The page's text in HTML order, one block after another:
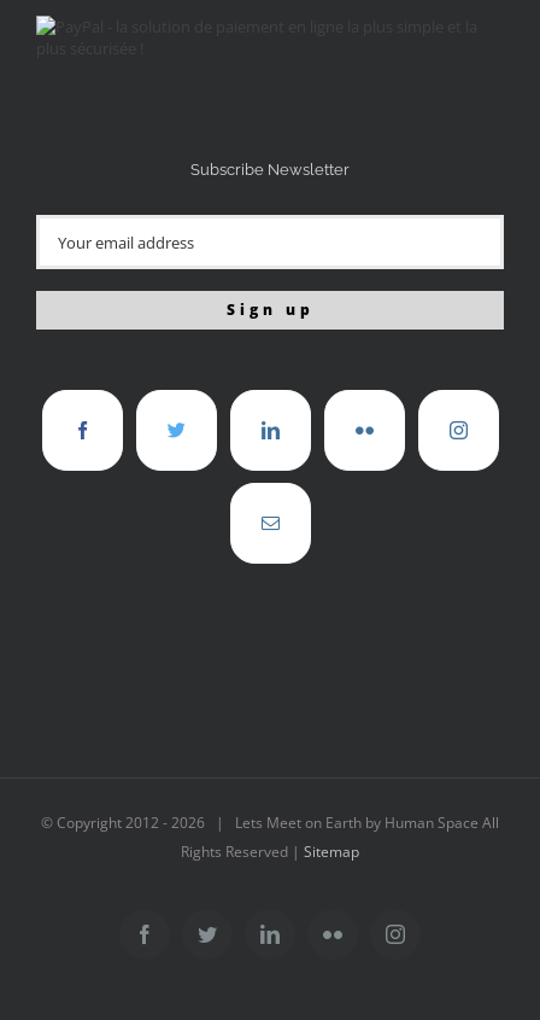
Subscribe Newsletter
© Copyright 2012 -2026 | Lets Meet on Earth by Human Space All
Rights Reserved | Sitemap
FacebookTwitter LinkedInFlickr Instagram